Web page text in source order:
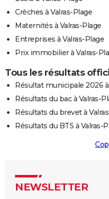
Crèches à Valras-Plage
Maternités à Valras-Plage
Entreprises à Valras-Plage
Prix immobilier à Valras-
Tous les résultats
Résultat municipale 2026 à
Résultats du bac à Valras-
Résultats du brevet à
Résultats du BTS à Valras-
NEWSLETTER